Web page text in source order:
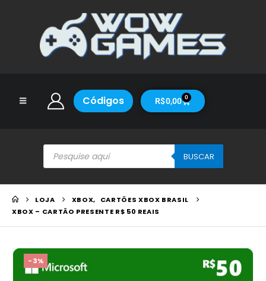
Códigos R$0,00 0
BUSCAR
LOJA XBOX,
CARTÕES XBOX BRASIL
XBOX – CARTÃO PRESENTE R$ 50 REAIS
-3%